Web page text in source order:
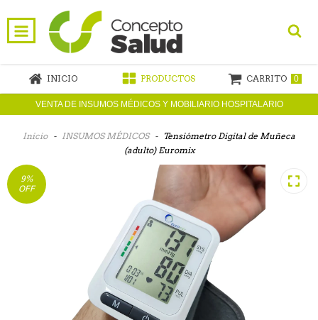
INICIO PRODUCTOS CARRITO 0
VENTA DE INSUMOS MÉDICOS Y MOBILIARIO HOSPITALARIO
Inicio - INSUMOS MÉDICOS -
Tensiómetro Digital de Muñeca
(adulto) Euromix
9%
OFF